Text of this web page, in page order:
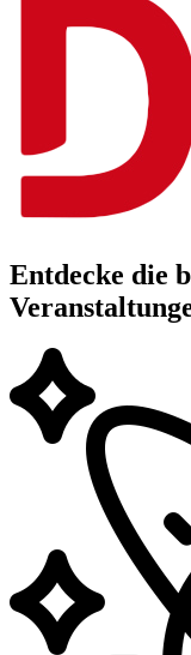
Entdecke die